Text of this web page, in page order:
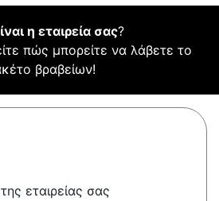
η εταιρεία σας?
πώς μπορείτε να λάβετε το
βραβείων!
εταιρείας σας